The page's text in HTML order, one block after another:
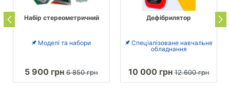
Набір стереометричний
Моделі та набори
5 900 грн 6 850 грн
Дефібрилятор
Спеціалізоване навчальне
обладнання
10 000 грн12 600 грн